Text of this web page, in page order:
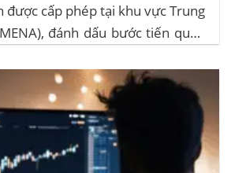
được cấp phép tại khu vực Trung
đánh dấu bước tiến quan
sản. Dự án này là...